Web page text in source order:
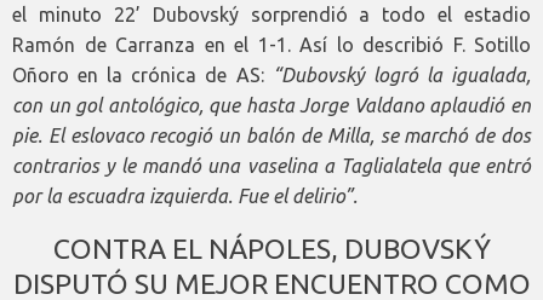
el minuto 22’ Dubovský sorprendió a todo el estadio
Ramón de Carranza en el 1-1. Así lo describió F. Sotillo
Oñoro en la crónica de AS: “Dubovský logró la igualada,
con un gol antológico, que hasta Jorge Valdano aplaudió en
pie. El eslovaco recogió un balón de Milla, se marchó de dos
contrarios y le mandó una vaselina a Taglialatela que entró
por la escuadra izquierda. Fue el delirio”.
CONTRA EL NÁPOLES, DUBOVSKÝ
DISPUTÓ SU MEJOR ENCUENTRO COMO